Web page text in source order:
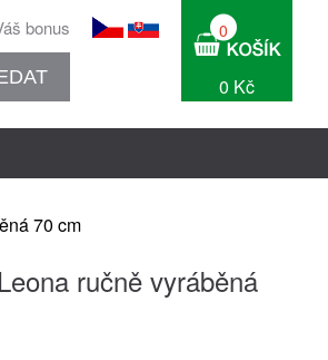
bonus 0
0 Kč
70 cm
ručně vyráběná